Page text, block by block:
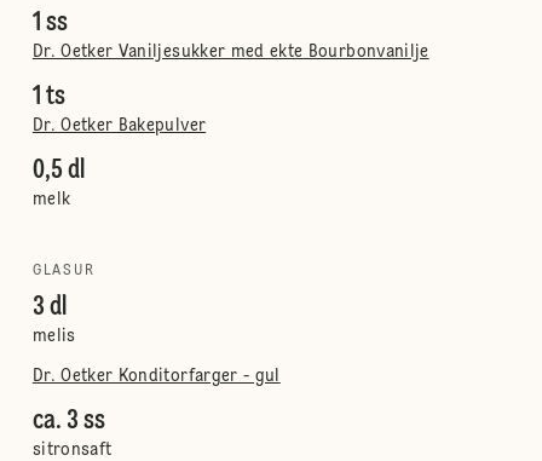
1 ss
Dr. Oetker Vaniljesukker med ekte Bourbonvanilje
1 ts
Dr. Oetker Bakepulver
0,5 dl
melk
GLASUR
3 dl
melis
Dr. Oetker Konditorfarger - gul
ca. 3 ss
sitronsaft